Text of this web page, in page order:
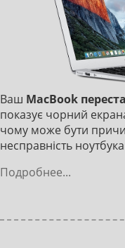
Ваш MacBook
показує чорний
чому може бути
несправність
Подробнее...